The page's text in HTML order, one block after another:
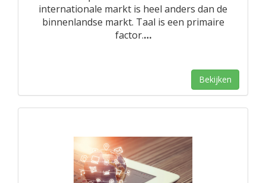
internationale markt is heel anders dan de
binnenlandse markt. Taal is een primaire
factor.…
Bekijken